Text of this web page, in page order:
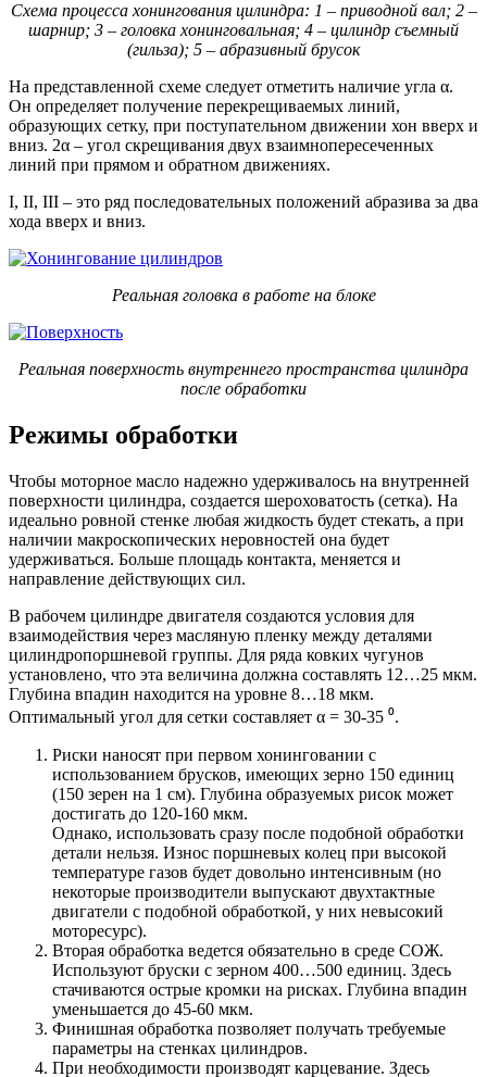
Схема процесса хонингования цилиндра: 1 – приводной вал; 2 –
шарнир; 3 – головка хонинговальная; 4 – цилиндр съемный
(гильза); 5 – абразивный брусок
На представленной схеме следует отметить наличие угла α.
Он определяет получение перекрещиваемых линий,
образующих сетку, при поступательном движении хон вверх и
вниз. 2α – угол скрещивания двух взаимнопересеченных
линий при прямом и обратном движениях.
I, II, III – это ряд последовательных положений абразива за два
хода вверх и вниз.
Реальная головка в работе на блоке
Реальная поверхность внутреннего пространства цилиндра
после обработки
Режимы обработки
Чтобы моторное масло надежно удерживалось на внутренней
поверхности цилиндра, создается шероховатость (сетка). На
идеально ровной стенке любая жидкость будет стекать, а при
наличии макроскопических неровностей она будет
удерживаться. Больше площадь контакта, меняется и
направление действующих сил.
В рабочем цилиндре двигателя создаются условия для
взаимодействия через масляную пленку между деталями
цилиндропоршневой группы. Для ряда ковких чугунов
установлено, что эта величина должна составлять 12…25 мкм.
Глубина впадин находится на уровне 8…18 мкм.
Оптимальный угол для сетки составляет α = 30-35 ⁰.
Риски наносят при первом хонинговании с
использованием брусков, имеющих зерно 150 единиц
(150 зерен на 1 см). Глубина образуемых рисок может
достигать до 120-160 мкм.
Однако, использовать сразу после подобной обработки
детали нельзя. Износ поршневых колец при высокой
температуре газов будет довольно интенсивным (но
некоторые производители выпускают двухтактные
двигатели с подобной обработкой, у них невысокий
моторесурс).
Вторая обработка ведется обязательно в среде СОЖ.
Используют бруски с зерном 400…500 единиц. Здесь
стачиваются острые кромки на рисках. Глубина впадин
уменьшается до 45-60 мкм.
Финишная обработка позволяет получать требуемые
параметры на стенках цилиндров.
При необходимости производят карцевание. Здесь